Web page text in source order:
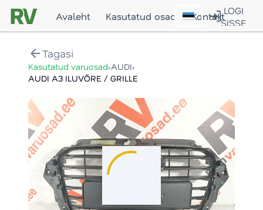
Avaleht Kasutatud osad KontaktLOGI
SISSE
arrow_backTagasi
Kasutatud varuosad›AUDI›
AUDI A3 ILUVÕRE / GRILLE